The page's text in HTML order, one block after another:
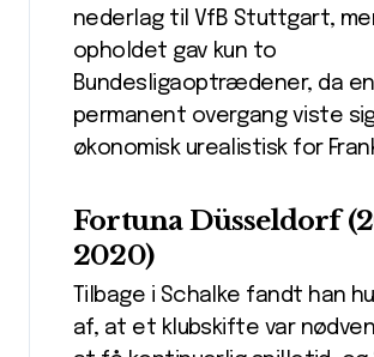
nederlag til VfB Stuttgart,
opholdet gav kun to
Bundesligaoptrædener, da en
permanent overgang viste
økonomisk urealistisk for
Fortuna Düsseldorf
2020)
Tilbage i Schalke fandt han
af, at et klubskifte var